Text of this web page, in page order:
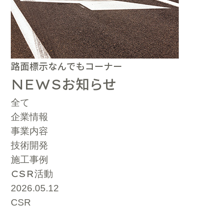
路面標示なんでもコーナー
NEWSお知らせ
全て
企業情報
事業内容
技術開発
施工事例
CSR活動
2026.05.12
CSR